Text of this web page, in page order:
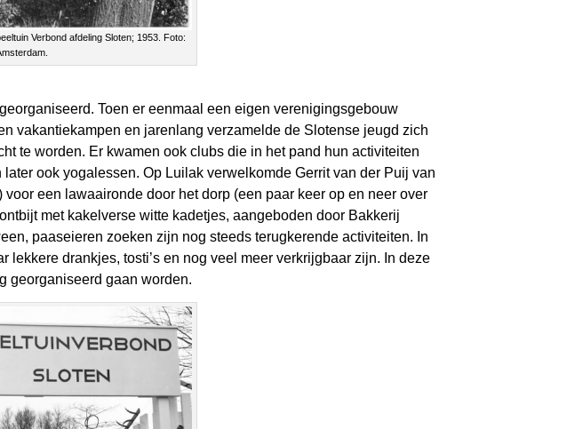
Verbond afdeling Sloten; 1953. Foto:
Toen er eenmaal een eigen verenigingsgebouw
vakantiekampen en jarenlang verzamelde de Slotense jeugd zich
te worden. Er kwamen ook clubs die in het pand hun activiteiten
ook yogalessen. Op Luilak verwelkomde Gerrit van der Puij van
een lawaaironde door het dorp (een paar keer op en neer over
met kakelverse witte kadetjes, aangeboden door Bakkerij
paaseieren zoeken zijn nog steeds terugkerende activiteiten. In
lekkere drankjes, tosti’s en nog veel meer verkrijgbaar zijn. In deze
georganiseerd gaan worden.